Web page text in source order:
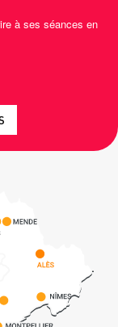
à ses séances en